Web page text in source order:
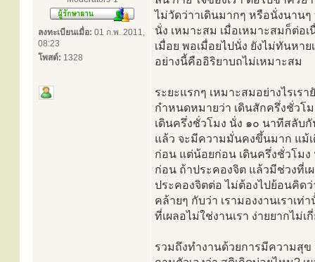
ลงทะเบียนเมื่อ: 01 ก.พ. 2011,
08:23
โพสต์: 1328
ไม่วัดว่าาเดินมากๆ หรือนั่งนาน
นั่ง เหมาะสม เมื่อเหมาะสมก็ต่อ
เมื่อย พอเมื่อยไปนั่ง ยังไม่ทันหา
อย่างนี้คืออิริยาบถไม่เหมาะสม
ระยะแรกๆ เหมาะสมอย่างไรเรา
กำหนดหมายว่า เดินสักครึ่งชั่วโ
เดินครึ่งชั่วโมง นั่ง ๑๐ นาทีสลับ
แล้ว จะมีความมั่นคงขึ้นมาก แม้
ก่อน แต่น้อยก่อน เดินครึ่งชั่วโมง
ก่อน ถ้าประคองจิต แล้วมีช่วงที่
ประคองจิตต่อ ไม่ต้องไปย้อนคิดว่
คล้ายๆ กับว่า เรามองงานเราเท่
ที่เผลอไม่ใช่งานเรา ง่ายยากไม่เ
รวมถึงทำงานด้วยการมีความสุข